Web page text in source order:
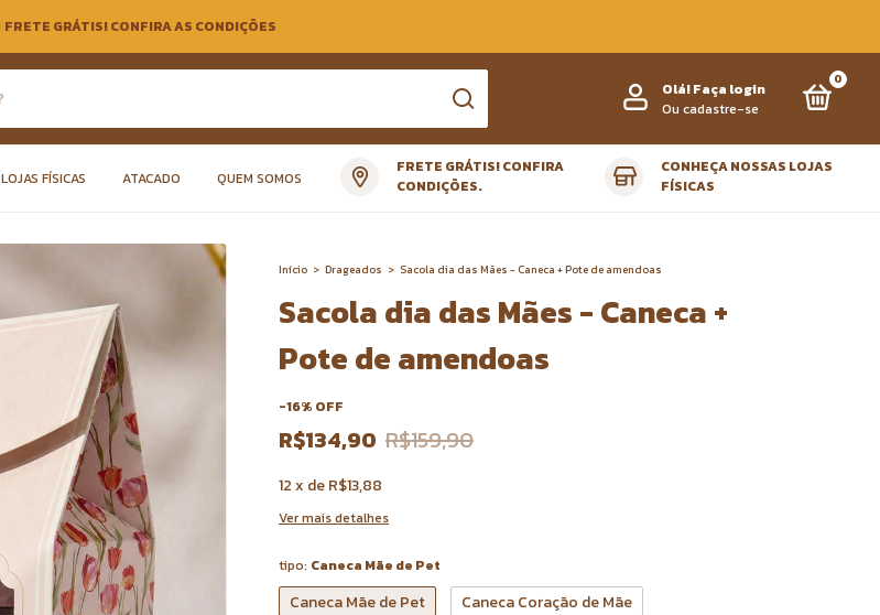
FRETE GRÁTIS! CONFIRA AS CONDIÇÕES
Olá!Faça login
Ou cadastre-se
0
LOJAS FÍSICAS ATACADO QUEM SOMOS
FRETE GRÁTIS! CONFIRA
CONDIÇÕES.
CONHEÇA NOSSAS LOJAS
FÍSICAS
Início > Drageados > Sacola dia das Mães - Caneca + Pote de amendoas
Sacola dia das Mães - Caneca +
Pote de amendoas
-16% OFF
R$134,90 R$159,90
12x deR$13,88
Ver mais detalhes
tipo: Caneca Mãe de Pet
Caneca Mãe de Pet
Caneca Coração de Mãe